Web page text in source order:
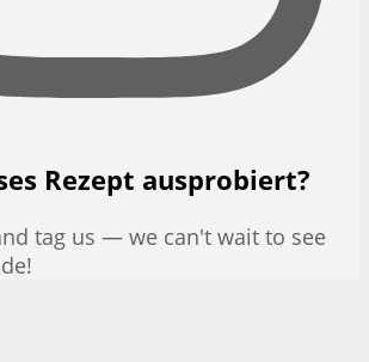
Rezept ausprobiert?
tag us — we can't wait to see